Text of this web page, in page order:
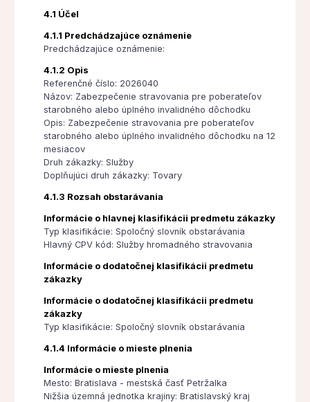
4.1 Účel
4.1.1 Predchádzajúce oznámenie
Predchádzajúce oznámenie:
4.1.2 Opis
Referenčné číslo: 2026040
Názov: Zabezpečenie stravovania pre poberateľov
starobného alebo úplného invalidného dôchodku
Opis: Zabezpečenie stravovania pre poberateľov
starobného alebo úplného invalidného dôchodku na 12
mesiacov
Druh zákazky: Služby
Doplňujúci druh zákazky: Tovary
4.1.3 Rozsah obstarávania
Informácie o hlavnej klasifikácii predmetu zákazky
Typ klasifikácie: Spoločný slovník obstarávania
Hlavný CPV kód: Služby hromadného stravovania
Informácie o dodatočnej klasifikácii predmetu
zákazky
Informácie o dodatočnej klasifikácii predmetu
zákazky
Typ klasifikácie: Spoločný slovník obstarávania
4.1.4 Informácie o mieste plnenia
Informácie o mieste plnenia
Mesto: Bratislava - mestská časť Petržalka
Nižšia územná jednotka krajiny: Bratislavský kraj